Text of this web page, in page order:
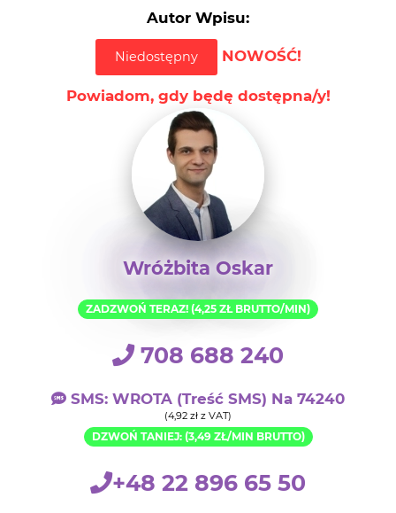
Autor Wpisu:
Niedostępny NOWOŚĆ!
Powiadom, gdy będę dostępna/y!
Wróżbita Oskar
ZADZWOŃ TERAZ! (4,25 ZŁ BRUTTO/MIN)
708 688 240
SMS: WROTA (treść SMS) Na 74240
(4,92 zł z VAT)
DZWOŃ TANIEJ: (3,49 ZŁ/MIN BRUTTO)
+48 22 896 65 50